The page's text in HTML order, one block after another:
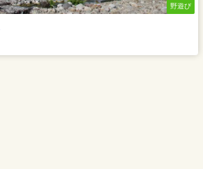
野遊び